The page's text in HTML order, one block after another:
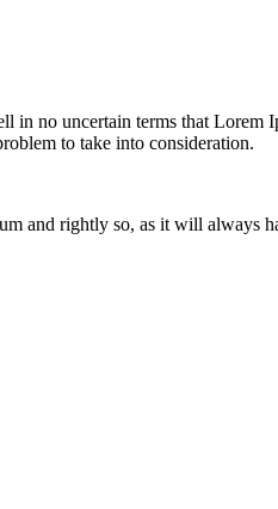
in no uncertain terms that Lorem
to take into consideration.
and rightly so, as it will always